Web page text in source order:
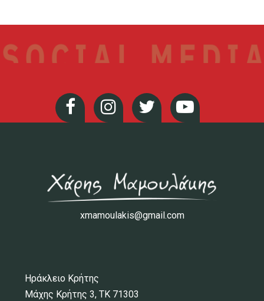
xmamoulakis@gmail.com
Ηράκλειο Κρήτης
Μάχης Κρήτης 3, ΤΚ 71303